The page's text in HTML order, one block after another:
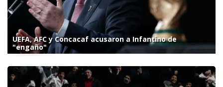
UEFA, AFC y Concacaf acusaron a Infantino de
"engaño"